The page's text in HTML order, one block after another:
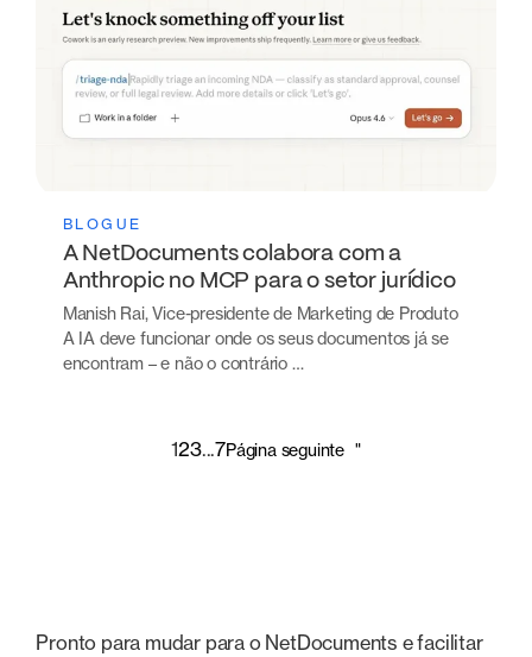
BLOGUE
A NetDocuments colabora com a
Anthropic no MCP para o setor jurídico
Manish Rai, Vice-presidente de Marketing de Produto
A IA deve funcionar onde os seus documentos já se
encontram – e não o contrário …
123...7Página seguinte "
Pronto para mudar para o NetDocuments e facilitar